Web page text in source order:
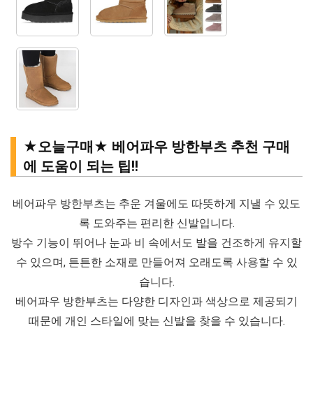
★오늘구매★ 베어파우 방한부츠 추천 구매
에 도움이 되는 팁!!
베어파우 방한부츠는 추운 겨울에도 따뜻하게 지낼 수 있도
록 도와주는 편리한 신발입니다.
방수 기능이 뛰어나 눈과 비 속에서도 발을 건조하게 유지할
수 있으며, 튼튼한 소재로 만들어져 오래도록 사용할 수 있
습니다.
베어파우 방한부츠는 다양한 디자인과 색상으로 제공되기
때문에 개인 스타일에 맞는 신발을 찾을 수 있습니다.